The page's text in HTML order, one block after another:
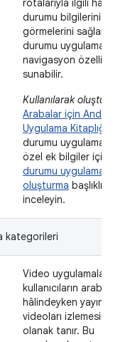
durumu bilgilerini
görmelerini sağlar.
durumu
navigasyon
sunabilir.
Kullanılarak
Arabalar için
Uygulama Kitaplığı
durumu
özel ek bilgiler için
durumu uygulaması
oluşturma başlıklı
inceleyin.
kategorileri
Video uygulamaları,
kullanıcıların araba
hâlindeyken
videoları izlemesine
olanak tanır. Bu